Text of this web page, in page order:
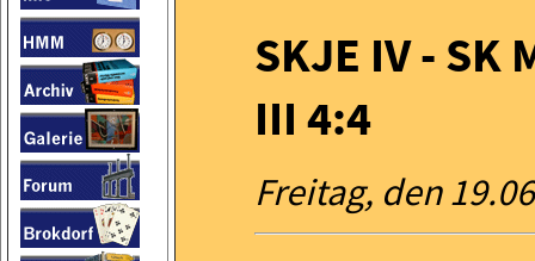
SKJE IV -
III 4:4
Freitag, den